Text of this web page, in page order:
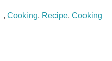
, Cooking, Recipe, Cooking